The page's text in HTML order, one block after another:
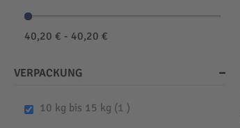
40,20 € - 40,20 €
VERPACKUNG
10 kg bis 15 kg 1 item